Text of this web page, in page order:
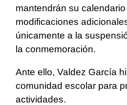
mantendrán su calendario
modificaciones
únicamente a la
la conmemoración.
Ante ello, Valdez García
comunidad escolar para
actividades.